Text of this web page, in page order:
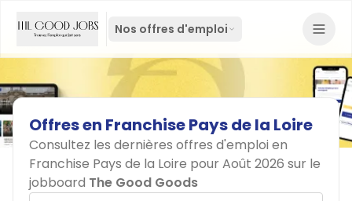
Nos offres d'emploi
Offresen FranchisePaysdela Loire
Consultez les dernières offres d'emploi en
Franchise Pays de la Loire pour Août 2026 sur le
jobboard The Good Goods
Rechercher par job, mot-clé ou entreprise